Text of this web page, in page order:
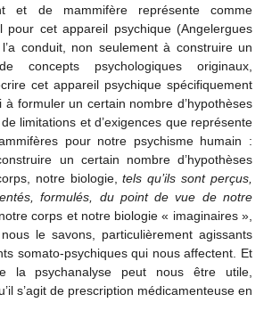
et de mammifère représente comme
pour cet appareil psychique (Angelergues
conduit, non seulement à construire un
concepts psychologiques originaux,
cet appareil psychique spécifiquement
à formuler un certain nombre d’hypothèses
limitations et d’exigences que représente
pour notre psychisme humain :
un certain nombre d’hypothèses
notre biologie,tels qu’ils sont perçus,
formulés, du point de vue de notre
corps et notre biologie « imaginaires »,
le savons, particulièrement agissants
somato-psychiques qui nous affectent. Et
la psychanalyse peut nous être utile,
s’agit de prescription médicamenteuse en